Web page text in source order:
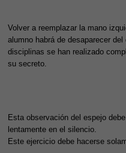
Volver a reemplazar la mano
alumno habrá de desaparecer
disciplinas se han realizado
su secreto.
Esta observación del espejo
lentamente en el silencio.
Este ejercicio debe hacerse